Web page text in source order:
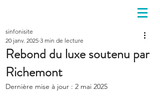
Rebond du luxe soutenu par
Richemont
sinfonisite
20 janv. 2025 3 min de lecture
Dernière mise à jour : 2 mai 2025